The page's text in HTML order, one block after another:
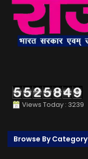
Views Today : 3239
Browse By Category